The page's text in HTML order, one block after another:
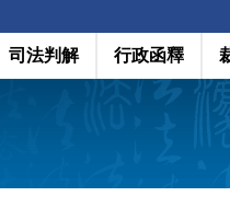
司法判解 行政函釋